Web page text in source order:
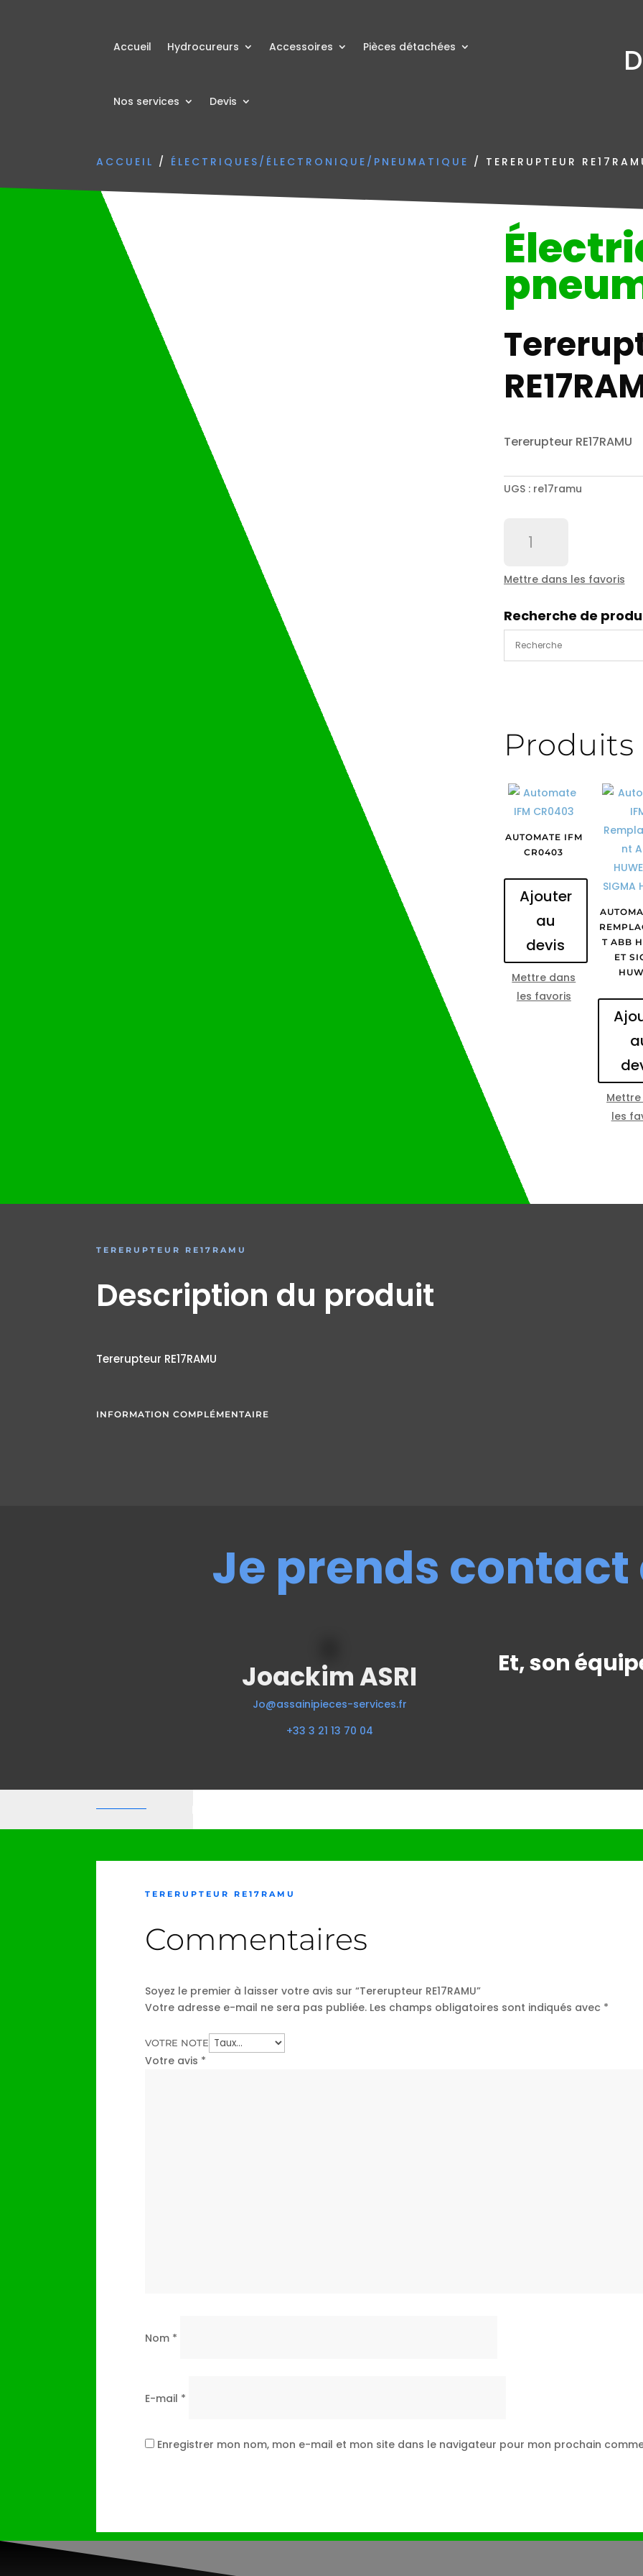
Accueil Hydrocureurs Accessoires Pièces détachées
Nos services Devis
ACCUEIL / ÉLECTRIQUES/ÉLECTRONIQUE/PNEUMATIQUE / TERERUPTEUR
Tererupteur RE17RAMU
UGS : re17ramu
RE17RAMU
Mettre dans les favoris
Recherche de
AUTOMATE IFM
CR0403
Ajouter
au
devis
Mettre dans
les favoris
T ABB
ET
les
TERERUPTEUR RE17RAMU
Description du produit
Tererupteur RE17RAMU
INFORMATION COMPLÉMENTAIRE
Je prends contact
Joackim ASRI
Jo@assainipieces-services.fr
+33 3 21 13 70 04
Et, son
TERERUPTEUR RE17RAMU
Commentaires
Soyez le premier à laisser votre avis sur “Tererupteur RE17RAMU”
Votre adresse e-mail ne sera pas publiée. Les champs obligatoires sont indiqués avec *
VOTRE NOTE
Votre avis *
Nom *
E-mail *
Enregistrer mon nom, mon e-mail et mon site dans le navigateur pour mon prochain